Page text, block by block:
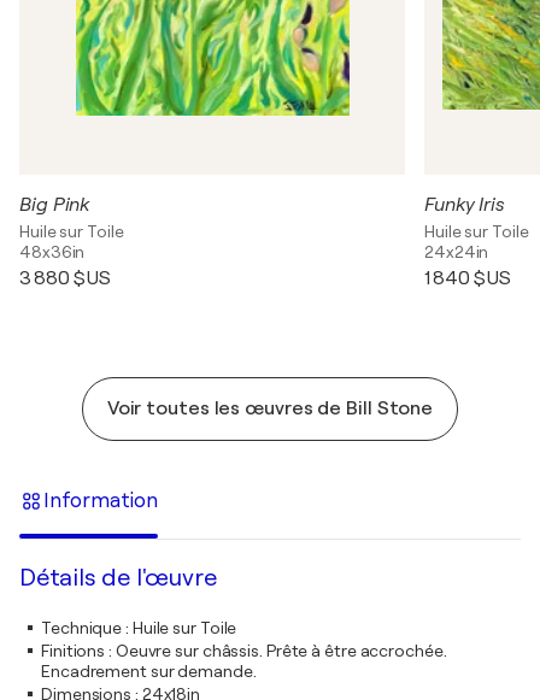
Big Pink
Huile sur Toile
48x36in
3 880 $US
Funky Iris
Huile sur Toile
24x24in
1 840 $US
Voir toutes les œuvres de Bill Stone
Information
Détails de l'œuvre
Technique: Huile sur Toile
Finitions : Oeuvre sur châssis. Prête à être accrochée.
Encadrement sur demande.
Dimensions : 24x18in